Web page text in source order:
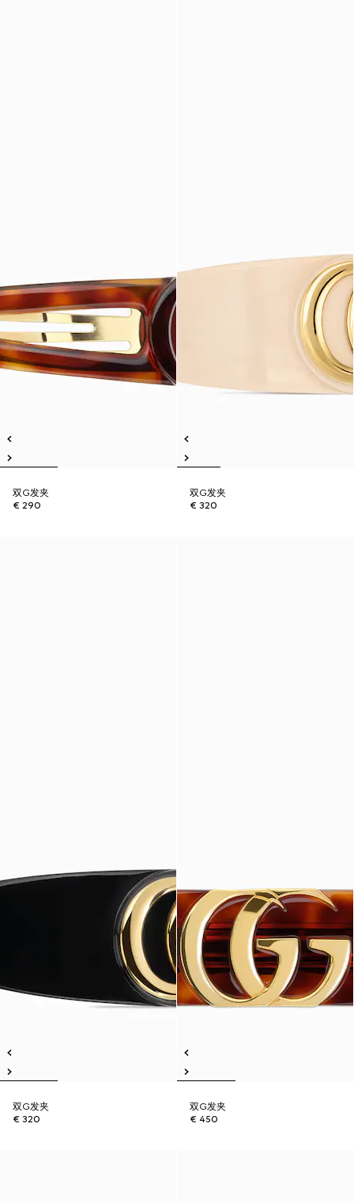
双G发夹
€ 290
双G发夹
€ 320
双G发夹
€ 320
双G发夹
€ 450